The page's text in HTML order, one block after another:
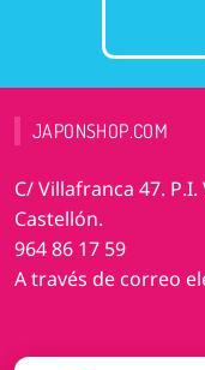
JAPONSHOP.COM
C/ Villafranca 47.
Castellón.
964 86 17 59
A través de correo